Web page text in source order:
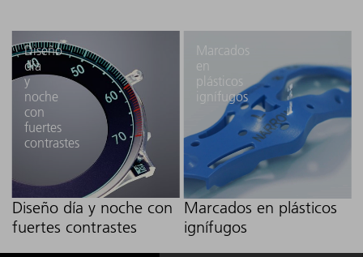
Diseño
día
y
noche
con
fuertes
contrastes
Diseño día y noche con
fuertes contrastes
Marcados
en
plásticos
ignífugos
Marcados en plásticos
ignífugos